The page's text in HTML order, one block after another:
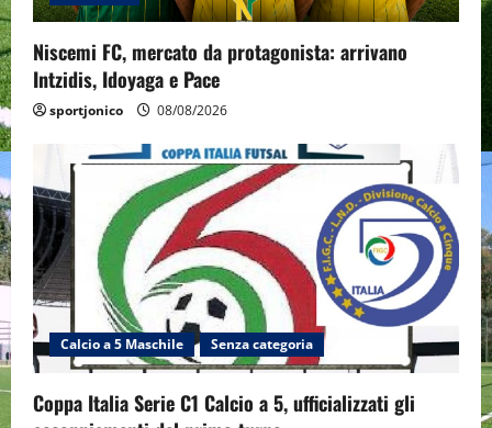
Niscemi FC, mercato da protagonista: arrivano
Intzidis, Idoyaga e Pace
sportjonico 08/08/2026
Calcio a 5 Maschile Senza categoria
Coppa Italia Serie C1 Calcio a 5, ufficializzati gli